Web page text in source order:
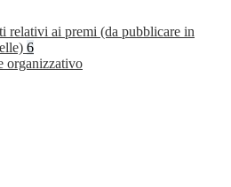
relativi ai premi (da pubblicare in
6
organizzativo